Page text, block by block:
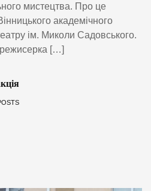
мистецтва. Про це
академічного
ім. Миколи Садовського.
[…]